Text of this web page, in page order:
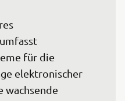
für die
elektronischer
wachsende